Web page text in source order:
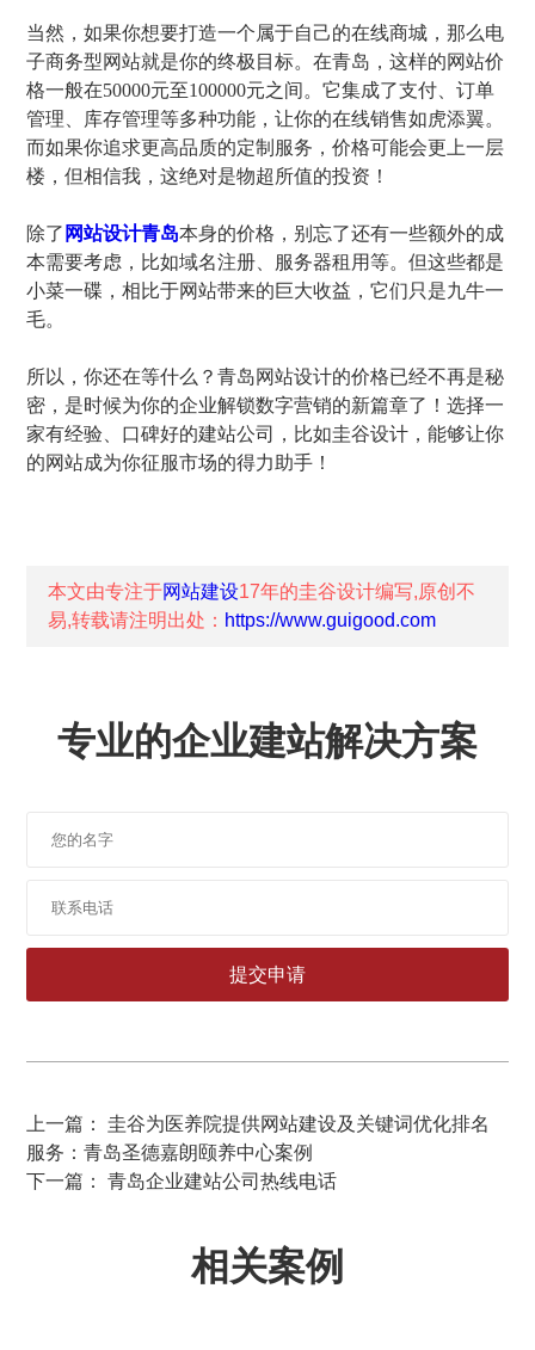
当然，如果你想要打造一个属于自己的在线商城，那么电
子商务型网站就是你的终极目标。在青岛，这样的网站价
格一般在50000元至100000元之间。它集成了支付、订单
管理、库存管理等多种功能，让你的在线销售如虎添翼。
而如果你追求更高品质的定制服务，价格可能会更上一层
楼，但相信我，这绝对是物超所值的投资！
除了 网站设计青岛本身的价格，别忘了还有一些额外的成
本需要考虑，比如域名注册、服务器租用等。但这些都是
小菜一碟，相比于网站带来的巨大收益，它们只是九牛一
毛。
所以，你还在等什么？青岛网站设计的价格已经不再是秘
密，是时候为你的企业解锁数字营销的新篇章了！选择一
家有经验、口碑好的建站公司，比如圭谷设计，能够让你
的网站成为你征服市场的得力助手！
本文由专注于网站建设17年的圭谷设计编写,原创不
易,转载请注明出处： https://www.guigood.com
专业的企业建站解决方案
上一篇： 圭谷为医养院提供网站建设及关键词优化排名
服务：青岛圣德嘉朗颐养中心案例
下一篇： 青岛企业建站公司热线电话
相关案例